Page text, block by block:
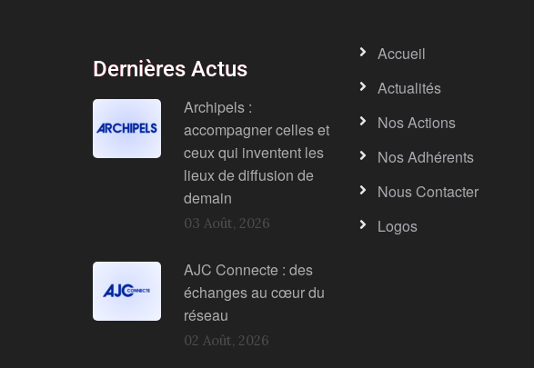
Dernières Actus
Archipels :
accompagner celles et
ceux qui inventent les
lieux de diffusion de
demain
03 Août, 2026
AJC Connecte : des
échanges au cœur du
réseau
02 Août, 2026
Accueil
Actualités
Nos Actions
Nos Adhérents
Nous Contacter
Logos